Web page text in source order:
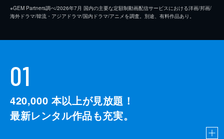
※GEM Partners調べ/2026年7⽉ 国内の主要な定額制動画配信サービスにおける洋画/邦画/
海外ドラマ/韓流・アジアドラマ/国内ドラマ/アニメを調査。別途、有料作品あり。
01
420,000 本以上が見放題！
最新レンタル作品も充実。